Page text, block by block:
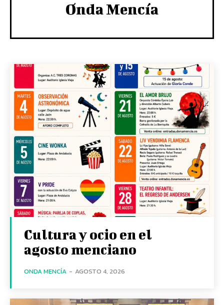
Onda Mencía
Cultura y ocio en el
agosto menciano
ONDA MENCÍA - AGOSTO 4, 2026